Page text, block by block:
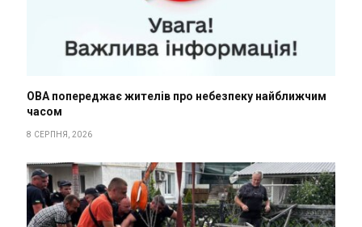
ОВА попереджає жителів про небезпеку найближчим
часом
8 СЕРПНЯ, 2026